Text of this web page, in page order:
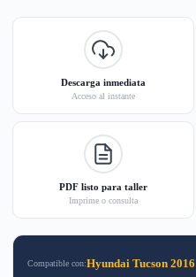
Descarga inmediata
Acceso al instante
PDF listo para taller
Imprime o consulta
Compatible con:Hyundai Tucson 2016